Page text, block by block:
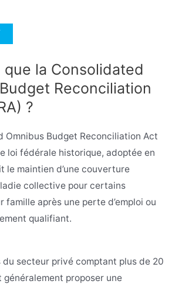
que la Consolidated
Reconciliation
?
Omnibus Budget Reconciliation Act
loi fédérale historique, adoptée en
le maintien d’une couverture
collective pour certains
famille après une perte d’emploi ou
qualifiant.
du secteur privé comptant plus de 20
généralement proposer une